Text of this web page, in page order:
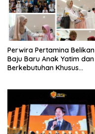
Pemerintah
Perwira Pertamina Belikan
Baju Baru Anak Yatim dan
Berkebutuhan Khusus